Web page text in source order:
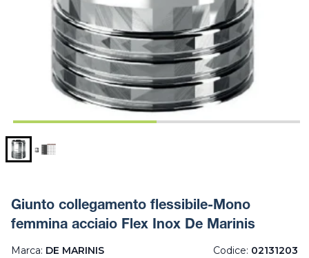
Giunto collegamento flessibile-Mono
femmina acciaio Flex Inox De Marinis
Marca: DE MARINIS Codice: 02131203